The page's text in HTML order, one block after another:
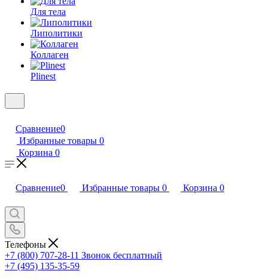
Для тела
Липолитики
Коллаген
Plinest
Сравнение0
Избранные товары 0
Корзина 0
Сравнение0 Избранные товары 0 Корзина 0
Телефоны
+7 (800) 707-28-11 Звонок бесплатный
+7 (495) 135-35-59